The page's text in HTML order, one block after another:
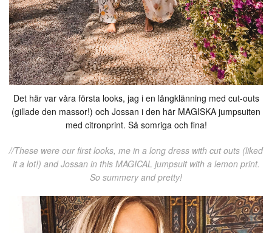
Det här var våra första looks, jag i en långklänning med cut-outs
(gillade den massor!) och Jossan i den här MAGISKA jumpsuiten
med citronprint. Så somriga och fina!
//These were our first looks, me in a long dress with cut outs (liked
it a lot!) and Jossan in this MAGICAL jumpsuit with a lemon print.
So summery and pretty!